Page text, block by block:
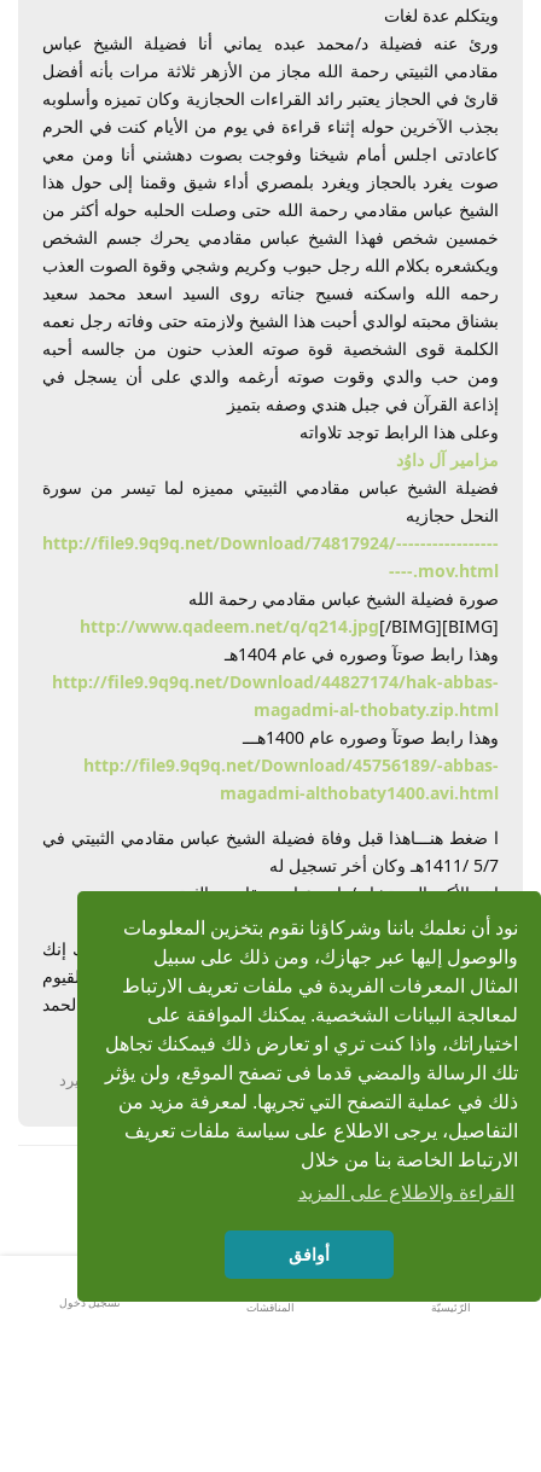
نود أن نعلمك باننا وشركاؤنا نقوم بتخزين المعلومات
والوصول إليها عبر جهازك، ومن ذلك على سبيل
المثال المعرفات الفريدة في ملفات تعريف الارتباط
لمعالجة البيانات الشخصية. يمكنك الموافقة على
اختياراتك، واذا كنت تري او تعارض ذلك فيمكنك تجاهل
تلك الرسالة والمضي قدما فى تصفح الموقع، ولن يؤثر
ذلك في عملية التصفح التي تجريها. لمعرفة مزيد من
التفاصيل، يرجى الاطلاع على سياسة ملفات تعريف
الارتباط الخاصة بنا من خلال
القراءة والاطلاع على المزيد
أوافق
ويتكلم عدة لغات
ورئ عنه فضيلة د/محمد عبده يماني أنا فضيلة الشيخ عباس
مقادمي الثبيتي رحمة الله مجاز من الأزهر ثلاثة مرات بأنه أفضل
قارئ في الحجاز يعتبر رائد القراءات الحجازية وكان تميزه وأسلوبه
بجذب الآخرين حوله إثناء قراءة في يوم من الأيام كنت في الحرم
كاعادتى اجلس أمام شيخنا وفوجت بصوت دهشني أنا ومن معي
صوت يغرد بالحجاز ويغرد بلمصري أداء شيق وقمنا إلى حول هذا
الشيخ عباس مقادمي رحمة الله حتى وصلت الحلبه حوله أكثر من
خمسين شخص فهذا الشيخ عباس مقادمي يحرك جسم الشخص
ويكشعره بكلام الله رجل حبوب وكريم وشجي وقوة الصوت العذب
رحمه الله واسكنه فسيح جناته روى السيد اسعد محمد سعيد
بشناق محبته لوالدي أحبت هذا الشيخ ولازمته حتى وفاته رجل نعمه
الكلمة قوى الشخصية قوة صوته العذب حنون من جالسه أحبه
ومن حب والدي وقوت صوته أرغمه والدي على أن يسجل في
إذاعة القرآن في جبل هندي وصفه بتميز
وعلى هذا الرابط توجد تلاواته
مزامير آل داوُد
فضيلة الشيخ عباس مقادمي الثبيتي مميزه لما تيسر من سورة
النحل حجازيه
http://file9.9q9q.net/Download/74817924/-----------------
----.mov.html
صورة فضيلة الشيخ عباس مقادمي رحمة الله
[BIMG]
http://www.qadeem.net/q/q214.jpg[/BIMG]
وهذا رابط صوتآ وصوره في عام 1404هـ
http://file9.9q9q.net/Download/44827174/hak-abbas-
magadmi-al-thobaty.zip.html
وهذا رابط صوتآ وصوره عام 1400هـــ
http://file9.9q9q.net/Download/45756189/-abbas-
magadmi-althobaty1400.avi.html
ا ضغط هنـــاهذا قبل وفاة فضيلة الشيخ عباس مقادمي الثبيتي في
5/7 /1411هـ وكان أخر تسجيل له
ابنه الأكبر المستشار /هاني عباس مقادمي الثبيتي
Magadmi2009@yahoo.com
سبحان الله وبحمده سبحان الله العظيم لا إله آلا انت سبحانك إنك
أنت التواب الرحيم استغفر الله الذي لا اله ألا هو الحي القيوم
وأتوب إليه اللهم صلي على محمد وعلى آل محمد اللهم لك الحمد
كلهُ مقادمي الثبيتي
يرد
الرّئيسيّة المناقشات تسجيل دخول